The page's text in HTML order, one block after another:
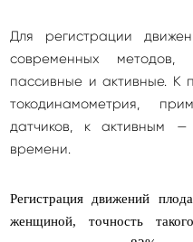
Для регистрации
современных
пассивные и активные. К
токодинамометрия,
датчиков, к активным
времени.
Регистрация движений
женщиной, точность